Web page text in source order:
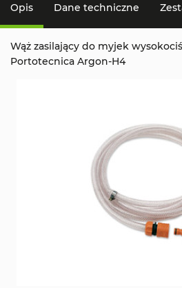
Opis Dane techniczne
Wąż zasilający do myjek
Portotecnica Argon-H4